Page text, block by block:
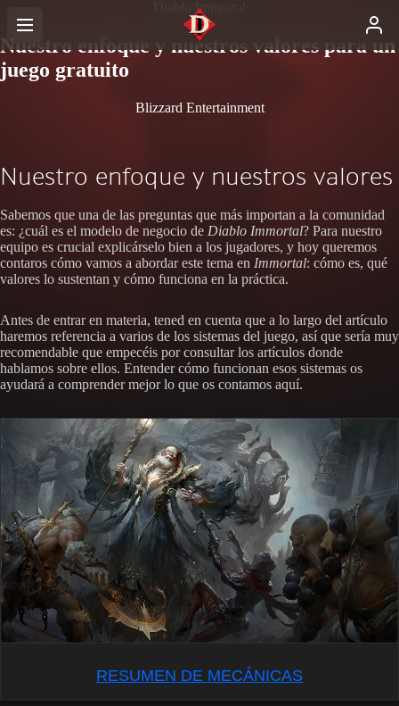
Diablo Immortal
Nuestro enfoque y nuestros valores para un
juego gratuito
Blizzard Entertainment
Nuestro enfoque y nuestros valores
Sabemos que una de las preguntas que más importan a la comunidad
es: ¿cuál es el modelo de negocio de Diablo Immortal? Para nuestro
equipo es crucial explicárselo bien a los jugadores, y hoy queremos
contaros cómo vamos a abordar este tema en Immortal: cómo es, qué
valores lo sustentan y cómo funciona en la práctica.
Antes de entrar en materia, tened en cuenta que a lo largo del artículo
haremos referencia a varios de los sistemas del juego, así que sería muy
recomendable que empecéis por consultar los artículos donde
hablamos sobre ellos. Entender cómo funcionan esos sistemas os
ayudará a comprender mejor lo que os contamos aquí.
RESUMEN DE MECÁNICAS